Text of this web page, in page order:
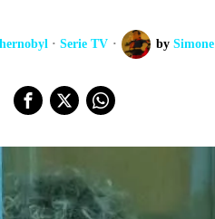
· Serie TV by Simone